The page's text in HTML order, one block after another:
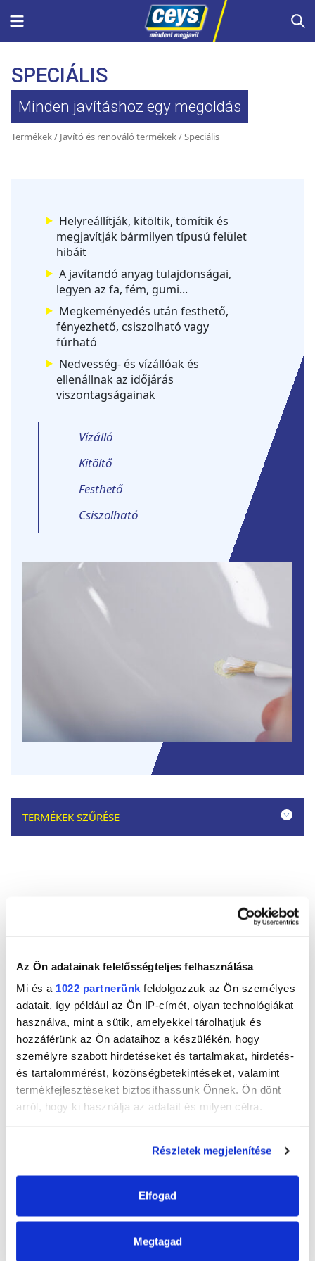
Az Ön adatainak felelősségteljes felhasználása
Mi és a 1022 partnerünk feldolgozzuk az Ön személyes
adatait, így például az Ön IP-címét, olyan technológiákat
használva, mint a sütik, amelyekkel tárolhatjuk és
hozzáférünk az Ön adataihoz a készülékén, hogy
személyre szabott hirdetéseket és tartalmakat, hirdetés-
és tartalommérést, közönségbetekintéseket, valamint
termékfejlesztéseket biztosíthassunk Önnek. Ön dönt
arról, hogy ki használja az adatait és milyen célra.
elhelyezkedéséről pár méteres pontossággal
Az Ön készülékén beazonosítása annak konkrét
módjairól és adja meg preferenciáit a
Részletek megjelenítése
Elfogad
Megtagad
Menu
SPECIÁLIS
Minden javításhoz egy megoldás
Termékek/ Javító és renováló termékek/ Speciális
Helyreállítják, kitöltik, tömítik és
megjavítják bármilyen típusú felület
hibáit
A javítandó anyag tulajdonságai,
legyen az fa, fém, gumi...
Megkeményedés után festhető,
fényezhető, csiszolható vagy
fúrható
Nedvesség- és vízállóak és
ellenállnak az időjárás
viszontagságainak
Vízálló
Kitöltő
Festhető
Csiszolható
TERMÉKEK SZŰRÉSE
JAVÍTÓLAKK